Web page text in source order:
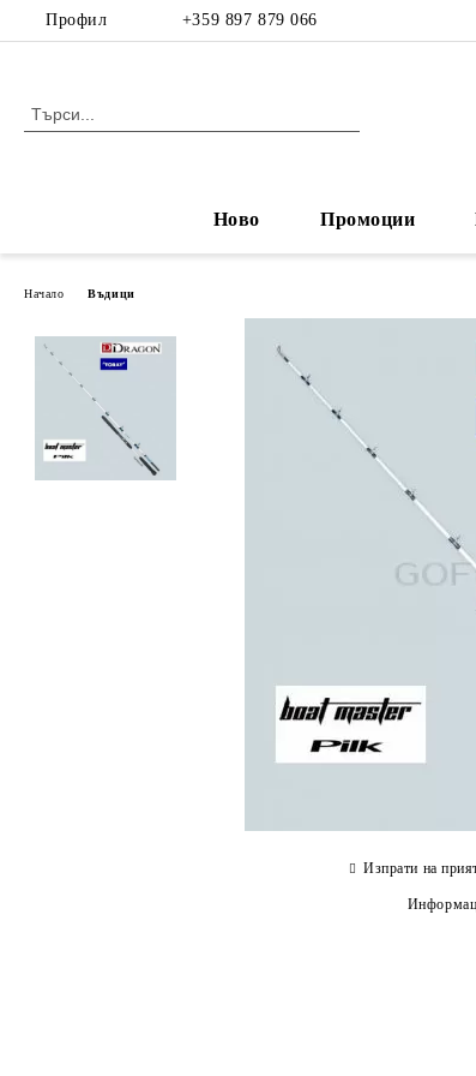
Профил +359 897 879 066
Ново Промоции
Начало Въдици
Изпрати на